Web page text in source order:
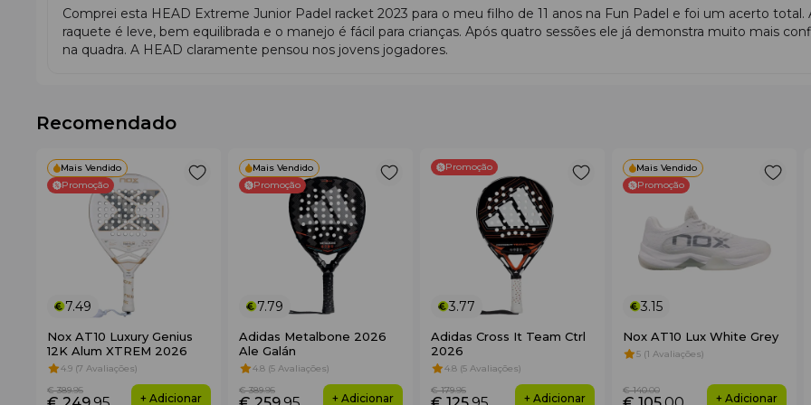
Comprei esta HEAD Extreme Junior Padel racket 2023 para o meu filho de 11 anos na Fun Padel e foi um acerto total.
raquete é leve, bem equilibrada e o manejo é fácil para crianças. Após quatro sessões ele já demonstra muito mais
na quadra. A HEAD claramente pensou nos jovens jogadores.
Recomendado
Mais Vendido
Promoção
7.49
Nox AT10 Luxury Genius
12K Alum XTREM 2026
4.9 (7 Avaliações)
€ 389.95
+ Adicionar
Mais Vendido
Promoção
7.79
Adidas Metalbone 2026
Ale Galán
4.8 (5 Avaliações)
€ 389.95
+ Adicionar
Promoção
3.77
Adidas Cross It Team Ctrl
2026
4.8 (5 Avaliações)
€ 179.95
+ Adicionar
Mais Vendido
Promoção
3.15
Nox AT10 Lux White Grey
5 (1 Avaliações)
€ 140.00
+ Adicionar